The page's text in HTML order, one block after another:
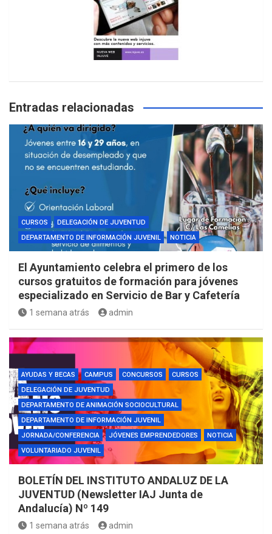
Entradas relacionadas
CURSOS
DELEGACIÓN DE JUVENTUD
DEPARTAMENTO DE INFORMACIÓN JUVENIL
NOTICIA
El Ayuntamiento celebra el primero de los
cursos gratuitos de formación para jóvenes
especializado en Servicio de Bar y Cafetería
1 semana atrás admin
AYUDAS Y BECAS CAMPUS CONCURSOS
CURSOS
DELEGACIÓN DE JUVENTUD
DEPARTAMENTO DE ANIMACIÓN SOCIOCULTURAL
DEPARTAMENTO DE INFORMACIÓN JUVENIL
JORNADA/CONFERENCIA
JÓVENES EMPRENDEDORES
NOTICIA
VOLUNTARIADO JUVENIL
BOLETÍN DEL INSTITUTO ANDALUZ DE LA
JUVENTUD (Newsletter IAJ Junta de
Andalucía) Nº 149
1 semana atrás admin